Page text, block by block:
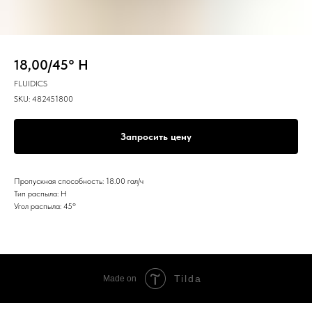
18,00/45° H
FLUIDICS
SKU: 482451800
Запросить цену
Пропускная способность: 18.00 гал/ч
Тип распыла: H
Угол распыла: 45º
Made on Tilda